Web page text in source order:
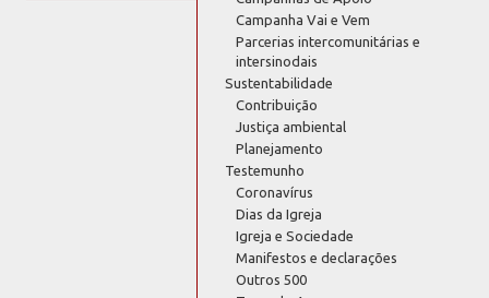
Campanha Vai e Vem
Parcerias intercomunitárias e
intersinodais
Sustentabilidade
Contribuição
Justiça ambiental
Planejamento
Testemunho
Coronavírus
Dias da Igreja
Igreja e Sociedade
Manifestos e declarações
Outros 500